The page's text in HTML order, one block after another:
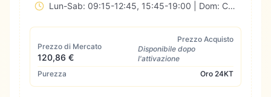
Lun-Sab: 09:15-12:45, 15:45-19:00 | Dom: Chiuso
Prezzo di Mercato
120,86 €
Prezzo Acquisto
Disponibile dopo
l'attivazione
Purezza
Oro 24KT